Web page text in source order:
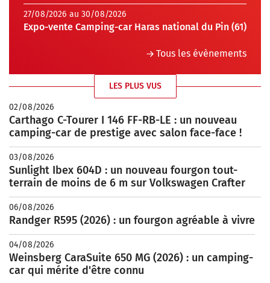
27/08/2026 au 30/08/2026
Expo-vente Camping-car Haras national du Pin (61)
Tous les évènements
LES PLUS VUS
02/08/2026
Carthago C-Tourer I 146 FF-RB-LE : un nouveau
camping-car de prestige avec salon face-face !
03/08/2026
Sunlight Ibex 604D : un nouveau fourgon tout-
terrain de moins de 6 m sur Volkswagen Crafter
06/08/2026
Randger R595 (2026) : un fourgon agréable à vivre
04/08/2026
Weinsberg CaraSuite 650 MG (2026) : un camping-
car qui mérite d'être connu